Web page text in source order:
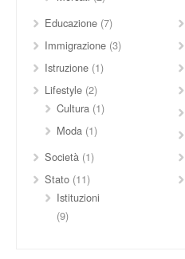
Educazione (7)
Immigrazione (3)
Istruzione (1)
Lifestyle (2)
Cultura (1)
Moda (1)
Società (1)
Stato (11)
Istituzioni
(9)